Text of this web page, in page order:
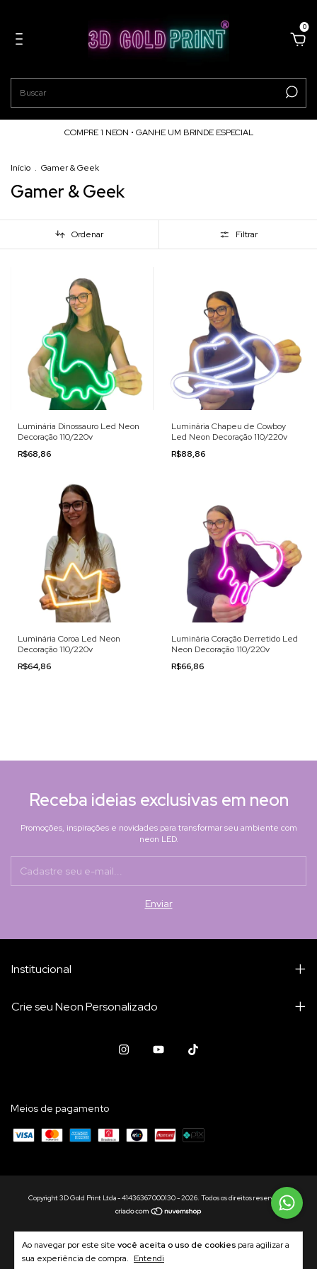
0
COMPRE 1 NEON • GANHE UM BRINDE ESPECIAL
Ao navegar por este site você aceita o uso de cookies para agilizar a
sua experiência de compra. Entendi
Início . Gamer & Geek
Gamer & Geek
Ordenar Filtrar
Luminária Dinossauro Led Neon
Decoração 110/220v
R$68,86
Luminária Chapeu de Cowboy
Led Neon Decoração 110/220v
R$88,86
Luminária Coroa Led Neon
Decoração 110/220v
R$64,86
Luminária Coração Derretido Led
Neon Decoração 110/220v
R$66,86
Receba ideias exclusivas em neon
Promoções, inspirações e novidades para transformar seu ambiente com
neon LED.
Institucional
Crie seu Neon Personalizado
Meios de pagamento
Copyright 3D Gold Print Ltda - 41436367000130 - 2026. Todos os direitos reservados.